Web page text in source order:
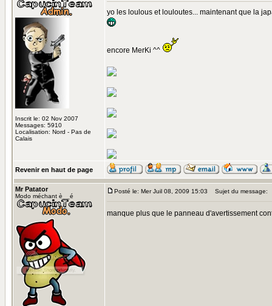
Inscrit le: 02 Nov 2007
Messages: 5910
Localisation: Nord - Pas de
Calais
yo les loulous et louloutes... maintenant que la
encore MerKi ^^
Revenir en haut de page
Mr Patator
Modo méchant è__é
Posté le: Mer Juil 08, 2009 15:03 Sujet du message:
manque plus que le panneau d'avertissement